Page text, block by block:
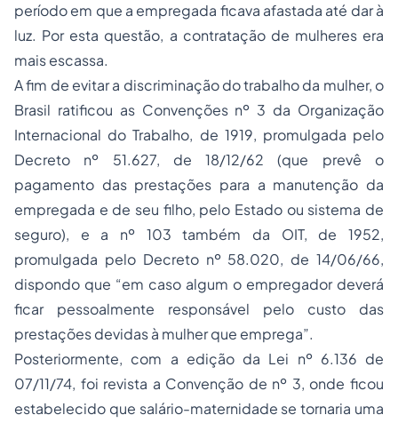
período em que a empregada ficava afastada até dar à
luz. Por esta questão, a contratação de mulheres era
mais escassa.
A fim de evitar a discriminação do trabalho da mulher, o
Brasil ratificou as Convenções nº 3 da Organização
Internacional do Trabalho, de 1919, promulgada pelo
Decreto nº 51.627, de 18/12/62 (que prevê o
pagamento das prestações para a manutenção da
empregada e de seu filho, pelo Estado ou sistema de
seguro), e a nº 103 também da OIT, de 1952,
promulgada pelo Decreto nº 58.020, de 14/06/66,
dispondo que “em caso algum o empregador deverá
ficar pessoalmente responsável pelo custo das
prestações devidas à mulher que emprega”.
Posteriormente, com a edição da Lei nº 6.136 de
07/11/74, foi revista a Convenção de nº 3, onde ficou
estabelecido que salário-maternidade se tornaria uma